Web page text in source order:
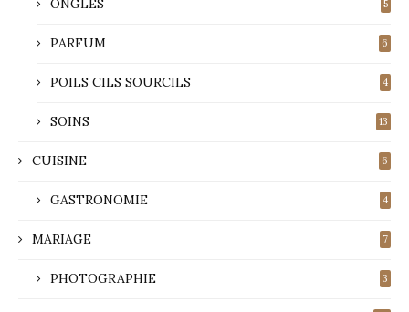
ONGLES 5
PARFUM 6
POILS CILS SOURCILS 4
SOINS 13
CUISINE 6
GASTRONOMIE 4
MARIAGE 7
PHOTOGRAPHIE 3